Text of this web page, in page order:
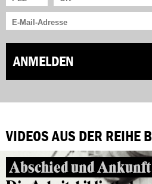
ANMELDEN
VIDEOS AUS DER REIHE
Abschied und Ankunft